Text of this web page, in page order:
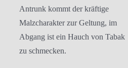
Antrunk kommt der kräftige
Malzcharakter zur Geltung, im
Abgang ist ein Hauch von Tabak
zu schmecken.